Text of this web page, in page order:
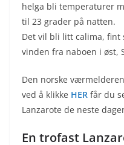
helga bli temperaturer
til 23 grader på natten.
Det vil bli litt calima, fint
vinden fra naboen i øst,
Den norske
ved å klikke HER får du
Lanzarote de neste
En trofast